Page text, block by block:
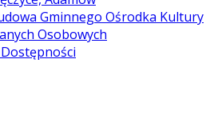
Gminnego Ośrodka Kultury
Osobowych